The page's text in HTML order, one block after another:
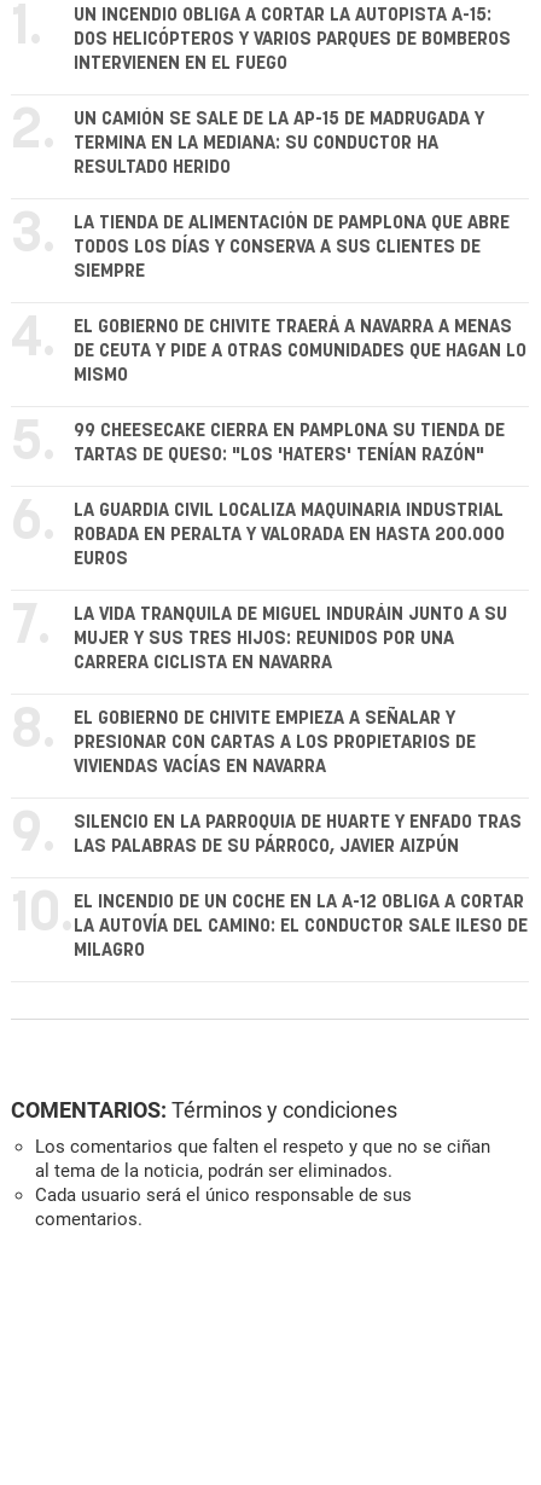
1.
UN INCENDIO OBLIGA A CORTAR LA AUTOPISTA A-15:
DOS HELICÓPTEROS Y VARIOS PARQUES DE BOMBEROS
INTERVIENEN EN EL FUEGO
2.
UN CAMIÓN SE SALE DE LA AP-15 DE MADRUGADA Y
TERMINA EN LA MEDIANA: SU CONDUCTOR HA
RESULTADO HERIDO
3.
LA TIENDA DE ALIMENTACIÓN DE PAMPLONA QUE ABRE
TODOS LOS DÍAS Y CONSERVA A SUS CLIENTES DE
SIEMPRE
4.
EL GOBIERNO DE CHIVITE TRAERÁ A NAVARRA A MENAS
DE CEUTA Y PIDE A OTRAS COMUNIDADES QUE HAGAN LO
MISMO
5.
99 CHEESECAKE CIERRA EN PAMPLONA SU TIENDA DE
TARTAS DE QUESO: "LOS 'HATERS' TENÍAN RAZÓN"
6.
LA GUARDIA CIVIL LOCALIZA MAQUINARIA INDUSTRIAL
ROBADA EN PERALTA Y VALORADA EN HASTA 200.000
EUROS
7.
LA VIDA TRANQUILA DE MIGUEL INDURÁIN JUNTO A SU
MUJER Y SUS TRES HIJOS: REUNIDOS POR UNA
CARRERA CICLISTA EN NAVARRA
8.
EL GOBIERNO DE CHIVITE EMPIEZA A SEÑALAR Y
PRESIONAR CON CARTAS A LOS PROPIETARIOS DE
VIVIENDAS VACÍAS EN NAVARRA
9.
SILENCIO EN LA PARROQUIA DE HUARTE Y ENFADO TRAS
LAS PALABRAS DE SU PÁRROCO, JAVIER AIZPÚN
10. EL INCENDIO DE UN COCHE EN LA A-12 OBLIGA A CORTAR
LA AUTOVÍA DEL CAMINO: EL CONDUCTOR SALE ILESO DE
MILAGRO
COMENTARIOS: Términos y condiciones
Los comentarios que falten el respeto y que no se ciñan
al tema de la noticia, podrán ser eliminados.
Cada usuario será el único responsable de sus
comentarios.